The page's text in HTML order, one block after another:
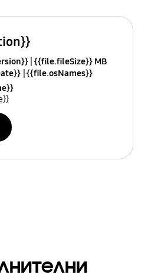
{{file.fileSize}} MB
{{file.osNames}}